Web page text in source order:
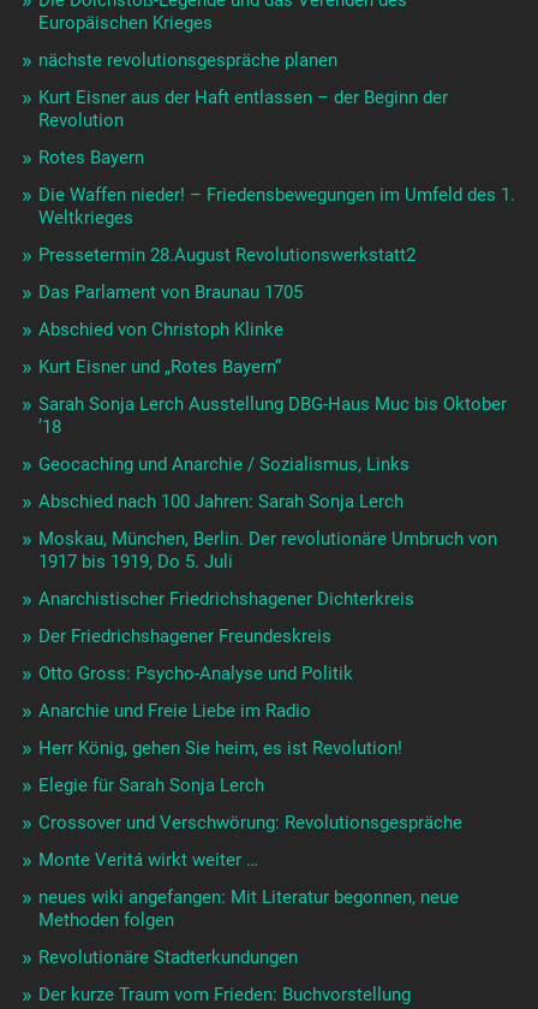
Europäischen Krieges
nächste revolutionsgespräche planen
Kurt Eisner aus der Haft entlassen – der Beginn der
Revolution
Rotes Bayern
Die Waffen nieder! – Friedensbewegungen im Umfeld des 1.
Weltkrieges
Pressetermin 28.August Revolutionswerkstatt2
Das Parlament von Braunau 1705
Abschied von Christoph Klinke
Kurt Eisner und „Rotes Bayern“
Sarah Sonja Lerch Ausstellung DBG-Haus Muc bis Oktober
’18
Geocaching und Anarchie / Sozialismus, Links
Abschied nach 100 Jahren: Sarah Sonja Lerch
Moskau, München, Berlin. Der revolutionäre Umbruch von
1917 bis 1919, Do 5. Juli
Anarchistischer Friedrichshagener Dichterkreis
Der Friedrichshagener Freundeskreis
Otto Gross: Psycho-Analyse und Politik
Anarchie und Freie Liebe im Radio
Herr König, gehen Sie heim, es ist Revolution!
Elegie für Sarah Sonja Lerch
Crossover und Verschwörung: Revolutionsgespräche
Monte Veritá wirkt weiter …
neues wiki angefangen: Mit Literatur begonnen, neue
Methoden folgen
Revolutionäre Stadterkundungen
Der kurze Traum vom Frieden: Buchvorstellung